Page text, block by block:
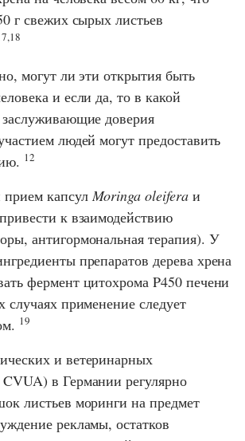
г свежих сырых листьев
могут ли эти открытия быть
и если да, то в какой
доверия
людей могут предоставить
12
капсул Moringa oleiferaи
к взаимодействию
антигормональная терапия). У
препаратов дерева хрена
фермент цитохрома P450 печени
случаях применение следует
19
и ветеринарных
CVUA) в Германии регулярно
листьев моринги на предмет
рекламы, остатков